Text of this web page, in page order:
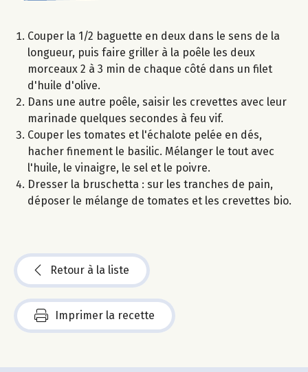
Couper la 1/2 baguette en deux dans le sens de la
longueur, puis faire griller à la poêle les deux
morceaux 2 à 3 min de chaque côté dans un filet
d'huile d'olive.
Dans une autre poêle, saisir les crevettes avec leur
marinade quelques secondes à feu vif.
Couper les tomates et l'échalote pelée en dés,
hacher finement le basilic. Mélanger le tout avec
l'huile, le vinaigre, le sel et le poivre.
Dresser la bruschetta : sur les tranches de pain,
déposer le mélange de tomates et les crevettes bio.
Retour à la liste
Imprimer la recette